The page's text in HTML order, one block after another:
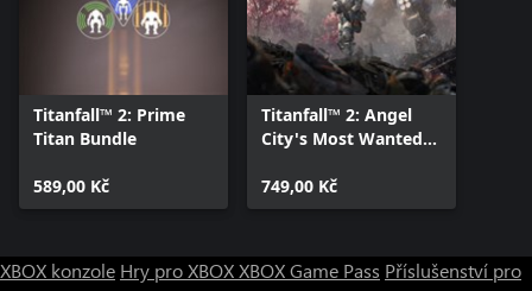
Titanfall™ 2: Prime
Titan Bundle
589,00 Kč
Titanfall™ 2: Angel
City's Most Wanted
749,00 Kč
XBOX konzole Hry pro XBOXXBOX Game Pass Příslušenství pro